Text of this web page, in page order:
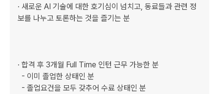
· 새로운 AI 기술에 대한 호기심이 넘치고, 동료들과 관련 정
보를 나누고 토론하는 것을 즐기는 분
· 합격 후 3개월 Full Time 인턴 근무 가능한 분